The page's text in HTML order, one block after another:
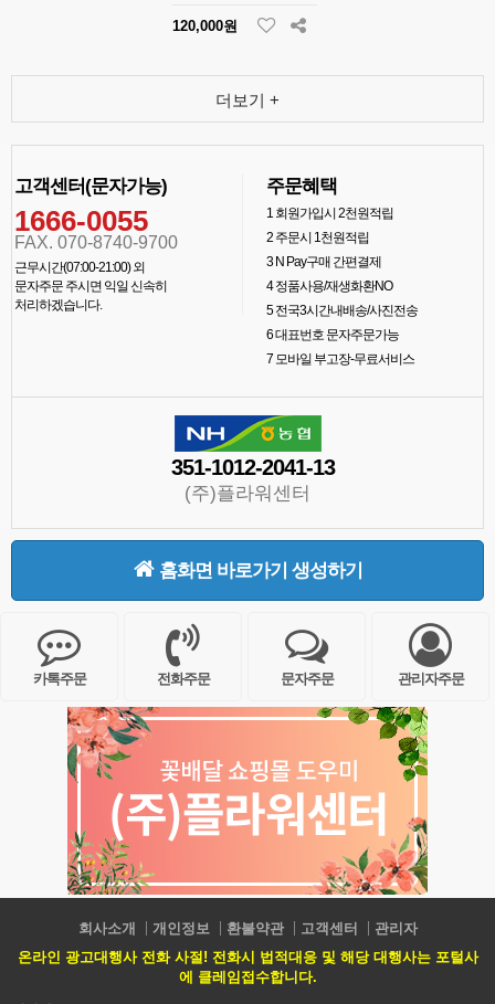
120,000원
더보기 +
고객센터(문자가능)
1666-0055
FAX. 070-8740-9700
근무시간(07:00-21:00) 외
문자주문 주시면 익일 신속히
처리하겠습니다.
주문혜택
1회원가입시 2천원적립
2주문시 1천원적립
3N Pay구매 간편결제
4정품사용/재생화환NO
5전국3시간내배송/사진전송
6대표번호 문자주문가능
7모바일 부고장-무료서비스
351-1012-2041-13
(주)플라워센터
홈화면 바로가기 생성하기
카톡주문 전화주문 문자주문 관리자주문
회사소개 개인정보 환불약관 고객센터
관리자
온라인 광고대행사 전화 사절! 전화시 법적대응 및 해당 대행사는 포털사
에 클레임접수합니다.